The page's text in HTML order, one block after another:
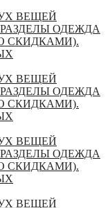
ВЕЩЕЙ
ОДЕЖДА
СКИДКАМИ).
ВЕЩЕЙ
ОДЕЖДА
СКИДКАМИ).
ВЕЩЕЙ
ОДЕЖДА
СКИДКАМИ).
ВЕЩЕЙ